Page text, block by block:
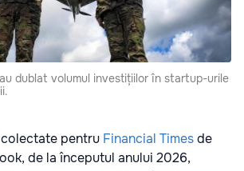
dublat volumul investițiilor în startup-urile
pentru Financial Timesde
de la începutul anului 2026,